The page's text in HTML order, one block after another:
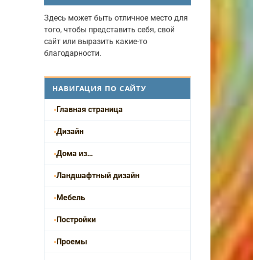
Здесь может быть отличное место для
того, чтобы представить себя, свой
сайт или выразить какие-то
благодарности.
НАВИГАЦИЯ ПО САЙТУ
Главная страница
Дизайн
Дома из…
Ландшафтный дизайн
Мебель
Постройки
Проемы